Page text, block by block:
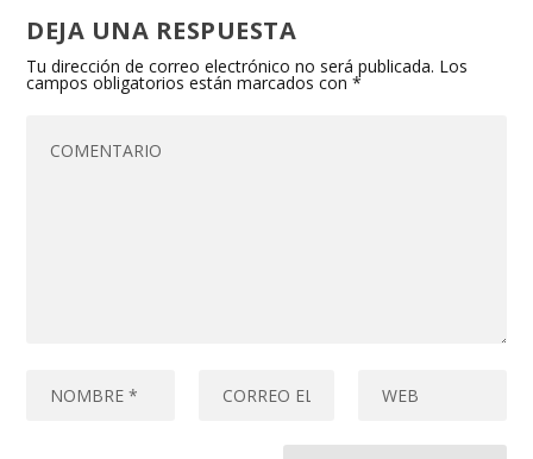
DEJA UNA RESPUESTA
Tu dirección de correo electrónico no será publicada. Los
campos obligatorios están marcados con*